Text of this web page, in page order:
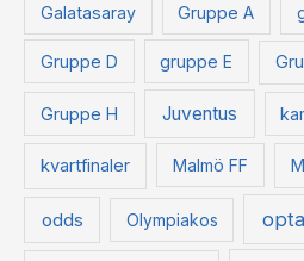
Galatasaray Gruppe A
Gruppe D gruppe E
Gruppe H Juventus
kvartfinaler Malmö FF
odds Olympiakos